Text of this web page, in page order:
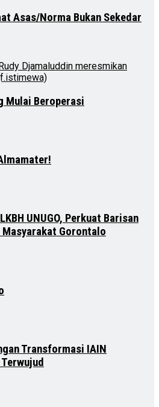
Asas/Norma Bukan Sekedar
Mulai Beroperasi
UNUGO, Perkuat Barisan
Gorontalo
Transformasi IAIN